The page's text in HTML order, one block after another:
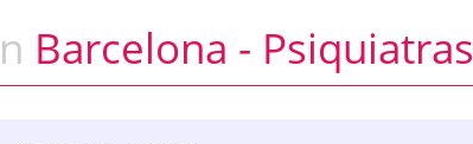
Barcelona - Psiquiatras